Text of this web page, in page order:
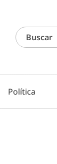
Política